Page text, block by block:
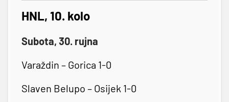
HNL, 10. kolo
Subota, 30. rujna
Varaždin – Gorica 1-0
Slaven Belupo – Osijek 1-0